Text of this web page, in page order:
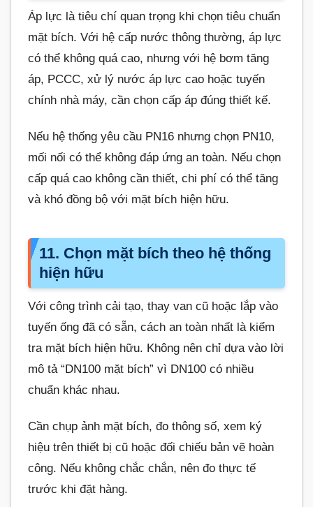
Áp lực là tiêu chí quan trọng khi chọn tiêu chuẩn
mặt bích. Với hệ cấp nước thông thường, áp lực
có thể không quá cao, nhưng với hệ bơm tăng
áp, PCCC, xử lý nước áp lực cao hoặc tuyến
chính nhà máy, cần chọn cấp áp đúng thiết kế.
Nếu hệ thống yêu cầu PN16 nhưng chọn PN10,
mối nối có thể không đáp ứng an toàn. Nếu chọn
cấp quá cao không cần thiết, chi phí có thể tăng
và khó đồng bộ với mặt bích hiện hữu.
11. Chọn mặt bích theo hệ thống
hiện hữu
Với công trình cải tạo, thay van cũ hoặc lắp vào
tuyến ống đã có sẵn, cách an toàn nhất là kiểm
tra mặt bích hiện hữu. Không nên chỉ dựa vào lời
mô tả “DN100 mặt bích” vì DN100 có nhiều
chuẩn khác nhau.
Cần chụp ảnh mặt bích, đo thông số, xem ký
hiệu trên thiết bị cũ hoặc đối chiếu bản vẽ hoàn
công. Nếu không chắc chắn, nên đo thực tế
trước khi đặt hàng.